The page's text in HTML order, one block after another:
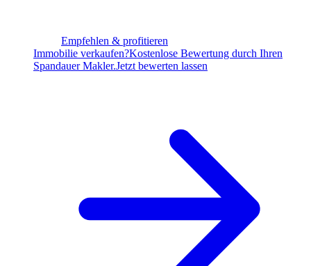
Empfehlen & profitieren
Immobilie verkaufen?Kostenlose Bewertung durch Ihren
Spandauer Makler.Jetzt bewerten lassen